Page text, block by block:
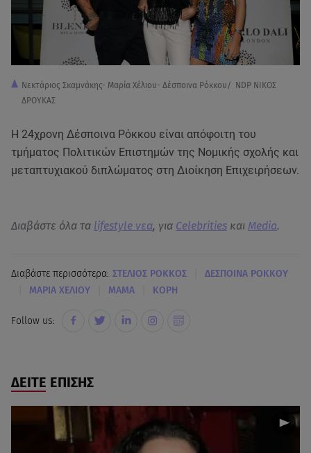
Νεκτάριος Σκαμνάκης- Μαρία Χέλιου- Δέσποινα Ρόκκου/ NDP ΝΙΚΟΣ
ΔΡΟΥΚΑΣ
Η 24χρονη Δέσποινα Ρόκκου είναι απόφοιτη του
τμήματος Πολιτικών Επιστημών της Νομικής σχολής και
μεταπτυχιακού διπλώματος στη Διοίκηση Επιχειρήσεων.
Διαβάστε όλα τα lifestyle νεα, για Celebrities και Media.
Διαβάστε περισσότερα: ΣΤΕΛΙΟΣ ΡΟΚΚΟΣ ΔΕΣΠΟΙΝΑ ΡΟΚΚΟΥ
ΜΑΡΙΑ ΧΕΛΙΟΥ ΜΑΜΑ ΚΟΡΗ
Follow us:
ΔΕΙΤΕ ΕΠΙΣΗΣ